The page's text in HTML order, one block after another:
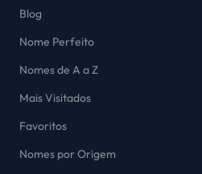
Blog
Nome Perfeito
Nomes de A a Z
Mais Visitados
Favoritos
Nomes por Origem